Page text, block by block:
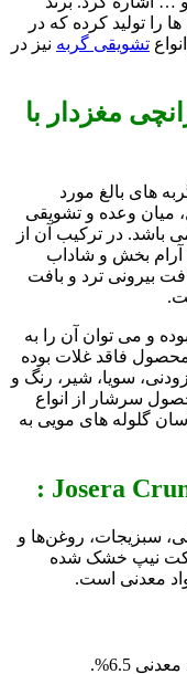
را تولید کرده که در
تشویقی گربه نیز در
مغزدار با
های بالغ مورد
میان وعده و تشویقی
باشد. در ترکیب آن از
بخش و شاداب
بیرونی ترد و بافت
و می توان آن را به
فاقد غلات بوده
سویا، شیر، رنگ و
سرشار از انواع
گلوله های مویی به
سبزیجات، روغن‌ها و
کت نیپ خشک شده